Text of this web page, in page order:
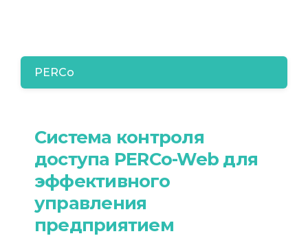
PERCo
Система контроля
доступа PERCo-Web для
эффективного
управления
предприятием